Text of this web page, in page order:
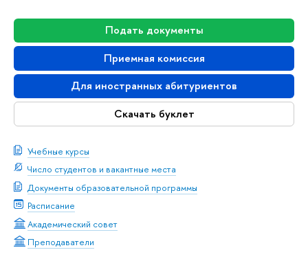
Подать документы
Приемная комиссия
Для иностранных абитуриентов
Скачать буклет
Учебные курсы
Число студентов и вакантные места
Документы образовательной программы
Расписание
Академический совет
Преподаватели